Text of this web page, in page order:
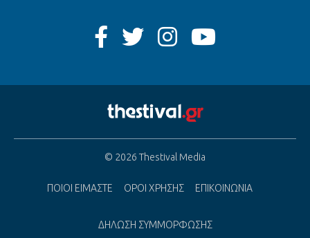
© 2026 Thestival Media
ΠΟΙΟΙ ΕΙΜΑΣΤΕ ΟΡΟΙ ΧΡΗΣΗΣ ΕΠΙΚΟΙΝΩΝΙΑ
ΔΗΛΩΣΗ ΣΥΜΜΟΡΦΩΣΗΣ